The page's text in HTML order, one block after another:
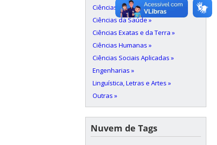
Ciências Biológicas »
Ciências da Saúde »
Ciências Exatas e da Terra »
Ciências Humanas »
Ciências Sociais Aplicadas »
Engenharias »
Linguística, Letras e Artes »
Outras »
Nuvem de Tags